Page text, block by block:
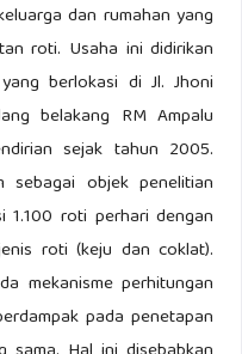
dan rumahan yang
roti. Usaha ini didirikan
berlokasi di Jl. Jhoni
belakang RM Ampalu
sejak tahun 2005.
sebagai objek penelitian
1.100 roti perhari dengan
roti (keju dan coklat).
mekanisme perhitungan
pada penetapan